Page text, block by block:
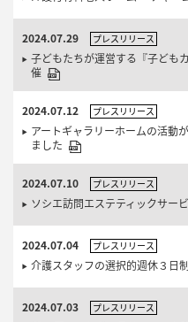
2024.07.29 プレスリリース
子どもたちが運営する『子ども
催
2024.07.12 プレスリリース
アートギャラリーホームの活動
ました
2024.07.10 プレスリリース
ソシエ訪問エステティックサー
2024.07.04 プレスリリース
介護スタッフの選択的週休３日
2024.07.03 プレスリリース